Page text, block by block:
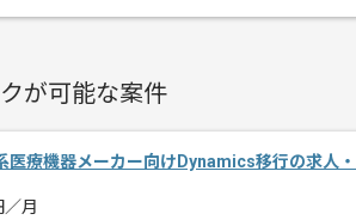
新しいアイディアや技術を積極的に導入
経験豊富なメンバーと成長が出来る環境
スキルアップされたい方、長期的に参
が可能な案件
医療機器メーカー向けDynamics移行の求人
／月